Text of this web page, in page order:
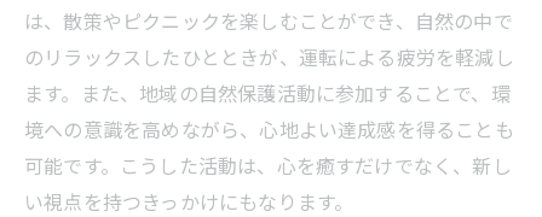
は、散策やピクニックを楽しむことができ、自然の中で
のリラックスしたひとときが、運転による疲労を軽減し
ます。また、地域の自然保護活動に参加することで、環
境への意識を高めながら、心地よい達成感を得ることも
可能です。こうした活動は、心を癒すだけでなく、新し
い視点を持つきっかけにもなります。